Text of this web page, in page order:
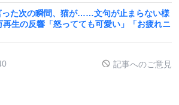
った次の瞬間、猫が……文句が止まらない様
生の反響「怒ってても可愛い」「お疲れニ
記事へのご意見